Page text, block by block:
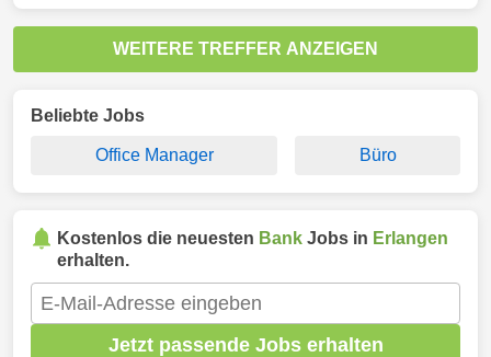
WEITERE TREFFER ANZEIGEN
Beliebte Jobs
Office Manager Büro
Kostenlos die neuesten Bank Jobs in Erlangen
erhalten.
Jetzt passende Jobs erhalten